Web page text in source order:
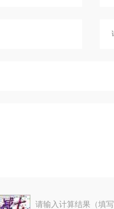
请输入计算结果（填